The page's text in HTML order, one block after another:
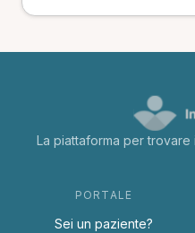
La piattaforma per
PORTALE
Sei un paziente?